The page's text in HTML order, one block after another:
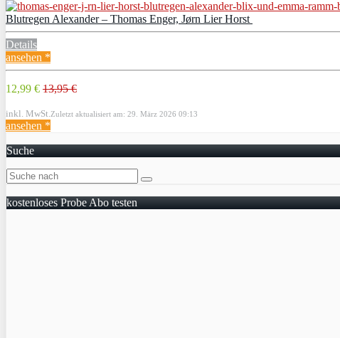
Blutregen Alexander – Thomas Enger, Jørn Lier Horst
Details
ansehen *
12,99 € 13,95 €
inkl. MwSt. Zuletzt aktualisiert am: 29. März 2026 09:13
ansehen *
Suche
kostenloses Probe Abo testen